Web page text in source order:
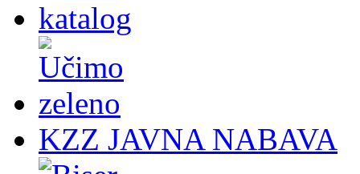
KZZ JAVNA NABAVA